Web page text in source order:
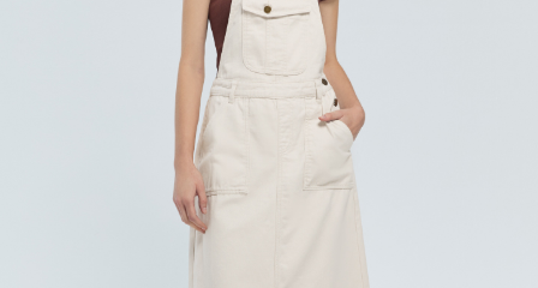
每筆NT$120，滿NT$2,000(含以上)免運費
每筆NT$400，滿NT$2,000(含以上)免運費